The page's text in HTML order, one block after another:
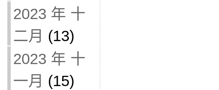
2023 年 十
二月 (13)
2023 年 十
一月 (15)